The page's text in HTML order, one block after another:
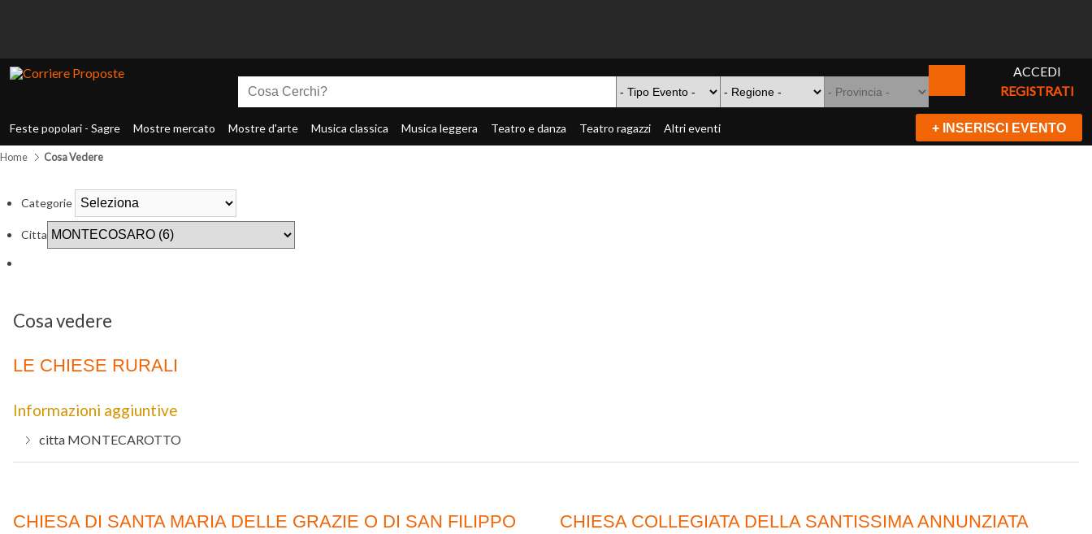
ACCEDI
REGISTRATI
Feste popolari - Sagre Mostre mercato Mostre d'arte Musica classica Musica leggera Teatro e danza Teatro ragazzi Altri eventi + INSERISCI EVENTO
Home Cosa Vedere
Categorie
Citta
Cosa vedere
LE CHIESE RURALI
Informazioni aggiuntive
citta MONTECAROTTO
CHIESA DI SANTA MARIA DELLE GRAZIE O DI SAN FILIPPO CHIESA COLLEGIATA DELLA SANTISSIMA ANNUNZIATA